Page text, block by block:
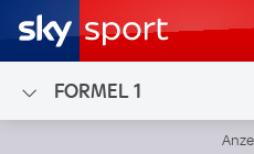
FORMEL 1